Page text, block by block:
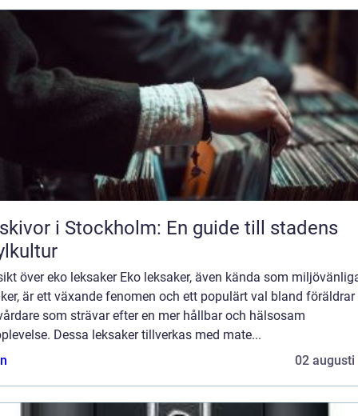
i Stockholm: En guide till stadens
över eko leksaker Eko leksaker, även kända som
är ett växande fenomen och ett populärt val bland föräldrar
som strävar efter en mer hållbar och hälsosam
Dessa leksaker tillverkas med mate...
02 augusti